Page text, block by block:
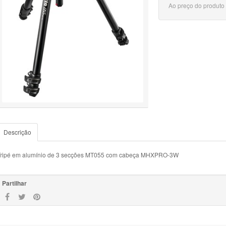
Ao preço do
Descrição
em alumínio de 3 secções MT055 com cabeça MHXPRO-3W
Partilhar